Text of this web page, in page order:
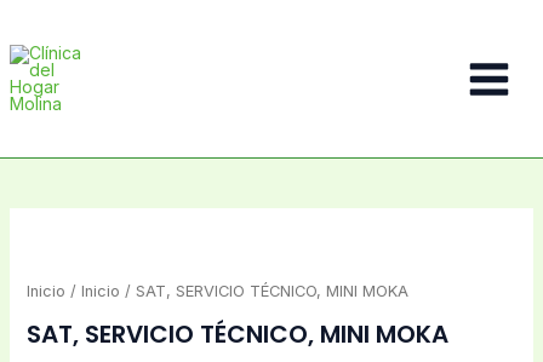
contenido
Main
Inicio / Inicio / SAT, SERVICIO TÉCNICO, MINI MOKA
SAT, SERVICIO TÉCNICO, MINI MOKA